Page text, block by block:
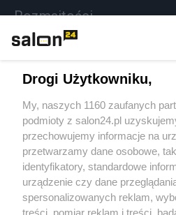
Rozmaitości
Sport
Społeczeństwo
Kultura
Drogi Użytkowniku,
My, naszych 1160 zaufanych
podmioty z salon24.pl
przechowujemy informacje na
przetwarzamy dane osobowe,
identyfikatory, standardowe
urządzenie czy dane
spersonalizowanych reklam,
treści, pomiar reklam i treści,